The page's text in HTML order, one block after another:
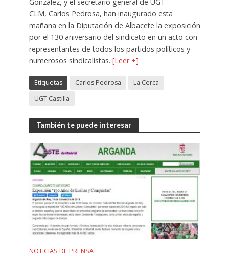
CLM, Carlos Pedrosa, han inaugurado esta
mañana en la Diputación de Albacete la exposición
por el 130 aniversario del sindicato en un acto con
representantes de todos los partidos políticos y
numerosos sindicalistas. [Leer +]
Etiquetas Carlos Pedrosa
La Cerca
UGT Castilla
También te puede interesar
NOTICIAS DE PRENSA